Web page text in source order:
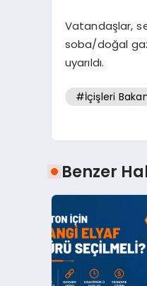
Vatandaşlar,
soba/doğal
uyarıldı.
#İçişleri
Benzer